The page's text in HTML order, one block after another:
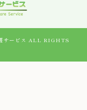
サービス ALL RIGHTS